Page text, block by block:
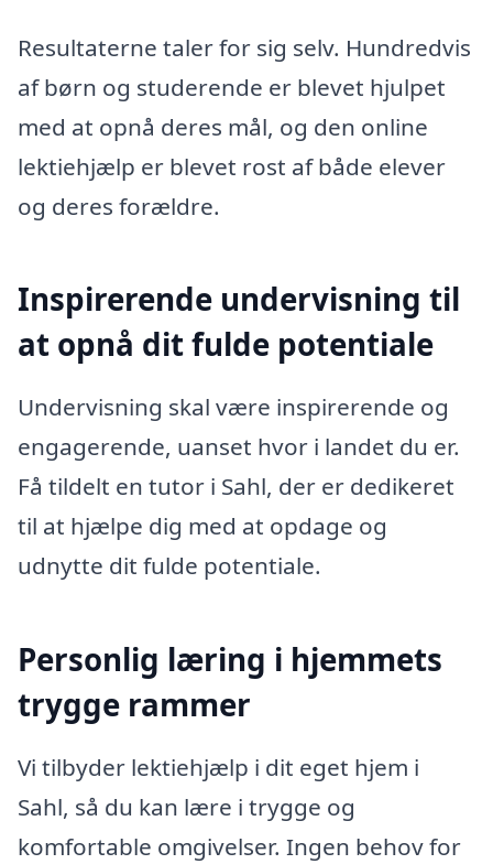
Resultaterne taler for sig selv. Hundredvis
af børn og studerende er blevet hjulpet
med at opnå deres mål, og den online
lektiehjælp er blevet rost af både elever
og deres forældre.
Inspirerende undervisning til
at opnå dit fulde potentiale
Undervisning skal være inspirerende og
engagerende, uanset hvor i landet du er.
Få tildelt en tutor i Sahl, der er dedikeret
til at hjælpe dig med at opdage og
udnytte dit fulde potentiale.
Personlig læring i hjemmets
trygge rammer
Vi tilbyder lektiehjælp i dit eget hjem i
Sahl, så du kan lære i trygge og
komfortable omgivelser. Ingen behov for